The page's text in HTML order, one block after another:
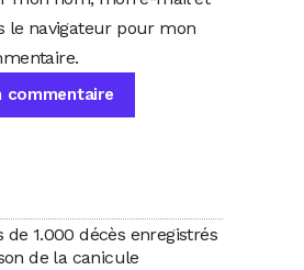
le navigateur pour mon
de 1.000 décès enregistrés
de la canicule